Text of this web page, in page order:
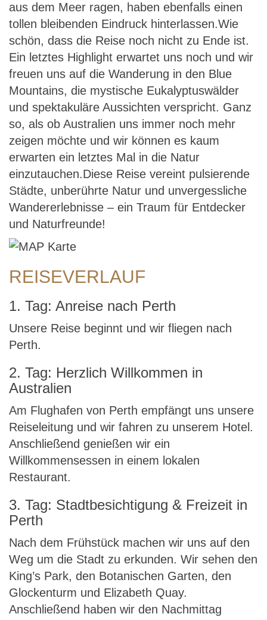
aus dem Meer ragen, haben ebenfalls einen
tollen bleibenden Eindruck hinterlassen.Wie
schön, dass die Reise noch nicht zu Ende ist.
Ein letztes Highlight erwartet uns noch und wir
freuen uns auf die Wanderung in den Blue
Mountains, die mystische Eukalyptuswälder
und spektakuläre Aussichten verspricht. Ganz
so, als ob Australien uns immer noch mehr
zeigen möchte und wir können es kaum
erwarten ein letztes Mal in die Natur
einzutauchen.Diese Reise vereint pulsierende
Städte, unberührte Natur und unvergessliche
Wandererlebnisse – ein Traum für Entdecker
und Naturfreunde!
REISEVERLAUF
1. Tag: Anreise nach Perth
Unsere Reise beginnt und wir fliegen nach
Perth.
2. Tag: Herzlich Willkommen in
Australien
Am Flughafen von Perth empfängt uns unsere
Reiseleitung und wir fahren zu unserem Hotel.
Anschließend genießen wir ein
Willkommensessen in einem lokalen
Restaurant.
3. Tag: Stadtbesichtigung & Freizeit in
Perth
Nach dem Frühstück machen wir uns auf den
Weg um die Stadt zu erkunden. Wir sehen den
King’s Park, den Botanischen Garten, den
Glockenturm und Elizabeth Quay.
Anschließend haben wir den Nachmittag